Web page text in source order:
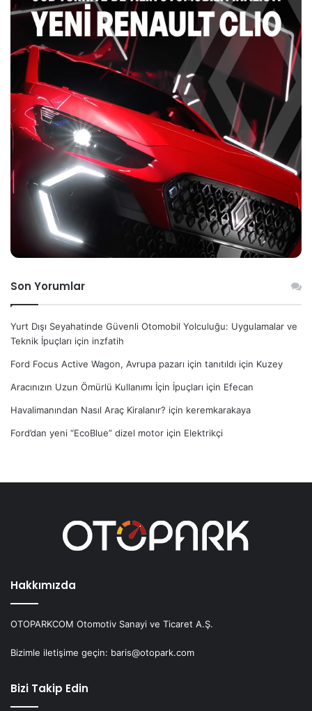
Son Yorumlar
Yurt Dışı Seyahatinde Güvenli Otomobil Yolculuğu: Uygulamalar ve
Teknik İpuçları için inzfatih
Ford Focus Active Wagon, Avrupa pazarı için tanıtıldı için Kuzey
Aracınızın Uzun Ömürlü Kullanımı İçin İpuçları için Efecan
Havalimanından Nasıl Araç Kiralanır? için keremkarakaya
Ford’dan yeni “EcoBlue” dizel motor için Elektrikçi
Hakkımızda
OTOPARKCOM Otomotiv Sanayi ve Ticaret A.Ş.
Bizimle iletişime geçin: baris@otopark.com
Bizi Takip Edin